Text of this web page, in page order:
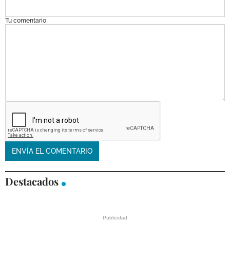
Tu comentario
Destacados